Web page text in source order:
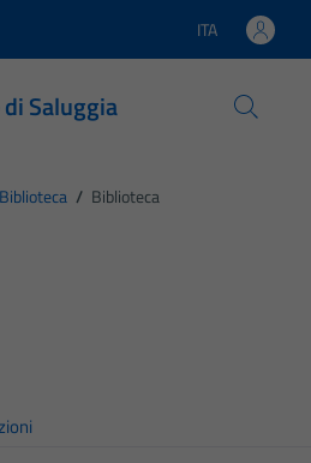
Lingua attiva:
ITA
Saluggia
Biblioteca / Biblioteca